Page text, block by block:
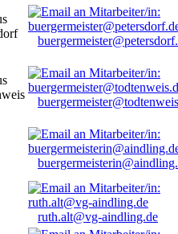
ruth.alt@vg-aindling.de